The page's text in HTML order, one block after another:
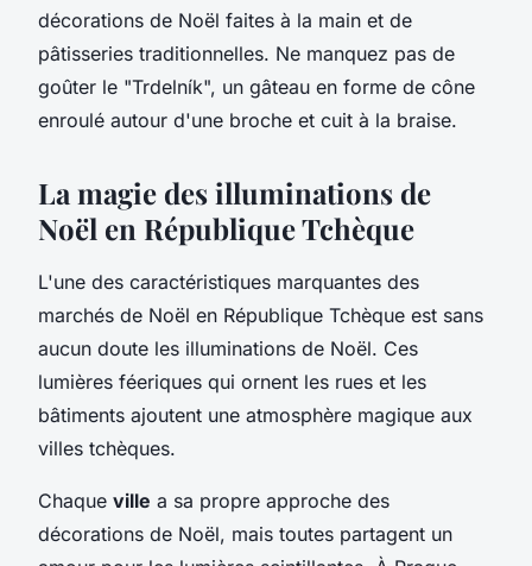
décorations de Noël faites à la main et de
pâtisseries traditionnelles. Ne manquez pas de
goûter le "Trdelník", un gâteau en forme de cône
enroulé autour d'une broche et cuit à la braise.
La magie des illuminations de
Noël en République Tchèque
L'une des caractéristiques marquantes des
marchés de Noël en République Tchèque est sans
aucun doute les illuminations de Noël. Ces
lumières féeriques qui ornent les rues et les
bâtiments ajoutent une atmosphère magique aux
villes tchèques.
Chaque ville a sa propre approche des
décorations de Noël, mais toutes partagent un